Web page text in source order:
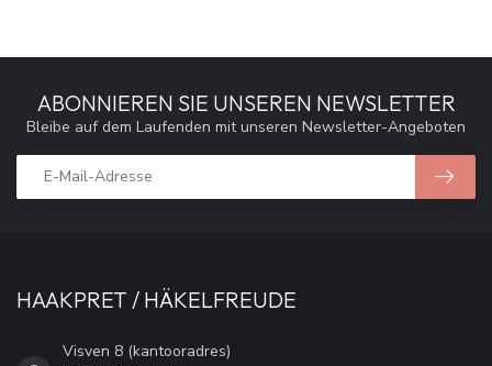
ABONNIEREN SIE UNSEREN NEWSLETTER
Bleibe auf dem Laufenden mit unseren Newsletter-Angeboten
HAAKPRET / HÄKELFREUDE
Visven 8 (kantooradres)